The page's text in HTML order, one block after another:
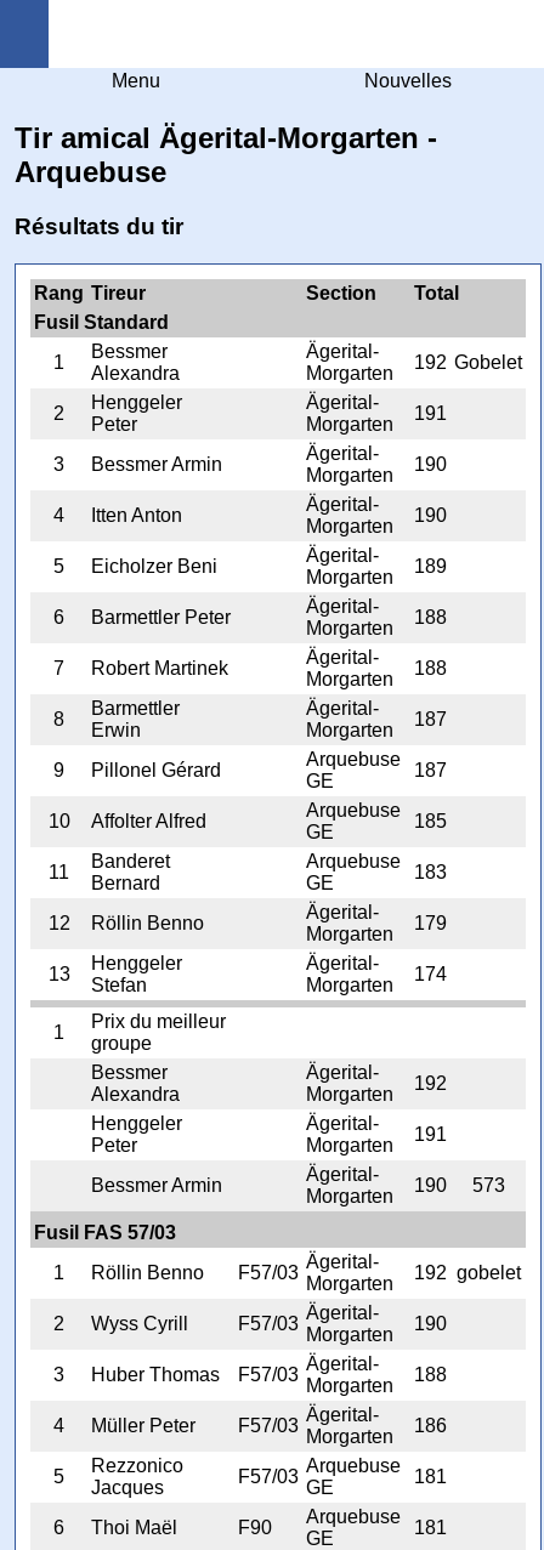
Menu Nouvelles
Tir amical Ägerital-Morgarten -
Arquebuse
Résultats du tir
Rang Tireur Section
Total
Fusil Standard
1
Bessmer
Alexandra
Ägerital-
Morgarten
192 Gobelet
2
Henggeler
Peter
Ägerital-
Morgarten
191
3 Bessmer Armin
Ägerital-
Morgarten
190
4 Itten Anton
Ägerital-
Morgarten
190
5 Eicholzer Beni
Ägerital-
Morgarten
189
6 Barmettler Peter
Ägerital-
Morgarten
188
7 Robert Martinek
Ägerital-
Morgarten
188
8
Barmettler
Erwin
Ägerital-
Morgarten
187
9 Pillonel Gérard
Arquebuse
GE
187
10 Affolter Alfred
Arquebuse
GE
185
11
Banderet
Bernard
Arquebuse
GE
183
12 Röllin Benno
Ägerital-
Morgarten
179
13
Henggeler
Stefan
Ägerital-
Morgarten
174
1
Prix du meilleur
groupe
Bessmer
Alexandra
Ägerital-
Morgarten
192
Henggeler
Peter
Ägerital-
Morgarten
191
Bessmer Armin
Ägerital-
Morgarten
190 573
Fusil FAS 57/03
1
Röllin Benno F57/03
Ägerital-
Morgarten
192 gobelet
2 Wyss Cyrill F57/03
Ägerital-
Morgarten
190
3 Huber Thomas F57/03
Ägerital-
Morgarten
188
4 Müller Peter F57/03
Ägerital-
Morgarten
186
5
Rezzonico
Jacques
F57/03
Arquebuse
GE
181
6 Thoi Maël F90
Arquebuse
GE
181